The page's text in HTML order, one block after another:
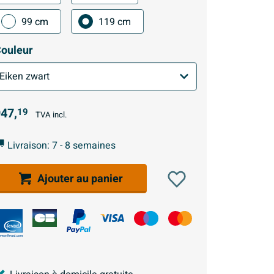
99 cm 119 cm
19 TVA incl.
Livraison: 7 - 8 semaines
Ajouter au panier